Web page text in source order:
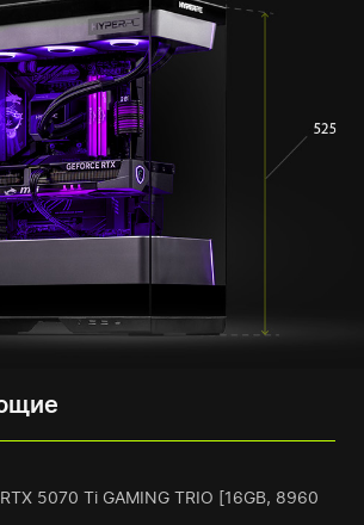
5070 Ti GAMING TRIO [16GB, 8960